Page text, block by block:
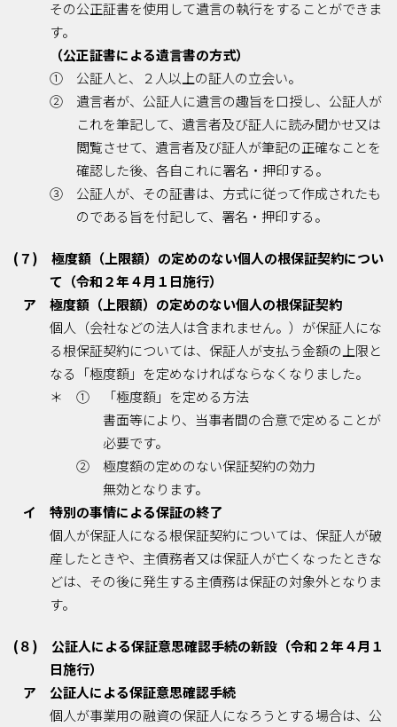
その公正証書を使用して遺言の執行をすることができま
す。
（公正証書による遺言書の方式）
① 公証人と、２人以上の証人の立会い。
② 遺言者が、公証人に遺言の趣旨を口授し、公証人が
これを筆記して、遺言者及び証人に読み聞かせ又は
閲覧させて、遺言者及び証人が筆記の正確なことを
確認した後、各自これに署名・押印する。
③ 公証人が、その証書は、方式に従って作成されたも
のである旨を付記して、署名・押印する。
(７) 極度額（上限額）の定めのない個人の根保証契約につい
て（令和２年４月１日施行）
ア 極度額（上限額）の定めのない個人の根保証契約
個人（会社などの法人は含まれません。）が保証人にな
る根保証契約については、保証人が支払う金額の上限と
なる「極度額」を定めなければならなくなりました。
＊ ① 「極度額」を定める方法
書面等により、当事者間の合意で定めることが
必要です。
② 極度額の定めのない保証契約の効力
無効となります。
イ 特別の事情による保証の終了
個人が保証人になる根保証契約については、保証人が破
産したときや、主債務者又は保証人が亡くなったときな
どは、その後に発生する主債務は保証の対象外となりま
す。
(８) 公証人による保証意思確認手続の新設（令和２年４月１
日施行）
ア 公証人による保証意思確認手続
個人が事業用の融資の保証人になろうとする場合は、公